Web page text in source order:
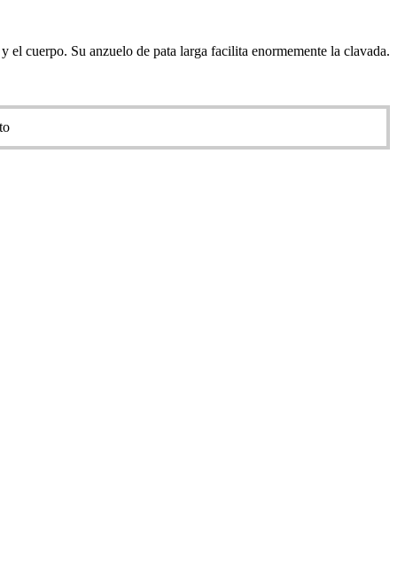
cuerpo. Su anzuelo de pata larga facilita enormemente la clavada.